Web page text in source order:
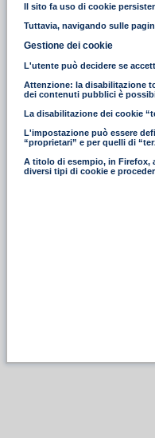
Il sito fa uso di cookie
Tuttavia, navigando sulle
Gestione dei cookie
L'utente può decidere se
Attenzione: la disabilitazione
dei contenuti pubblici è
La disabilitazione dei cookie
L'impostazione può essere
“proprietari” e per quelli di
A titolo di esempio, in Firefox,
diversi tipi di cookie e